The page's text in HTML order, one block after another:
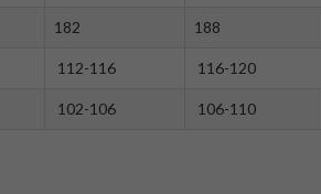
182 188
112-116 116-120
102-106 106-110